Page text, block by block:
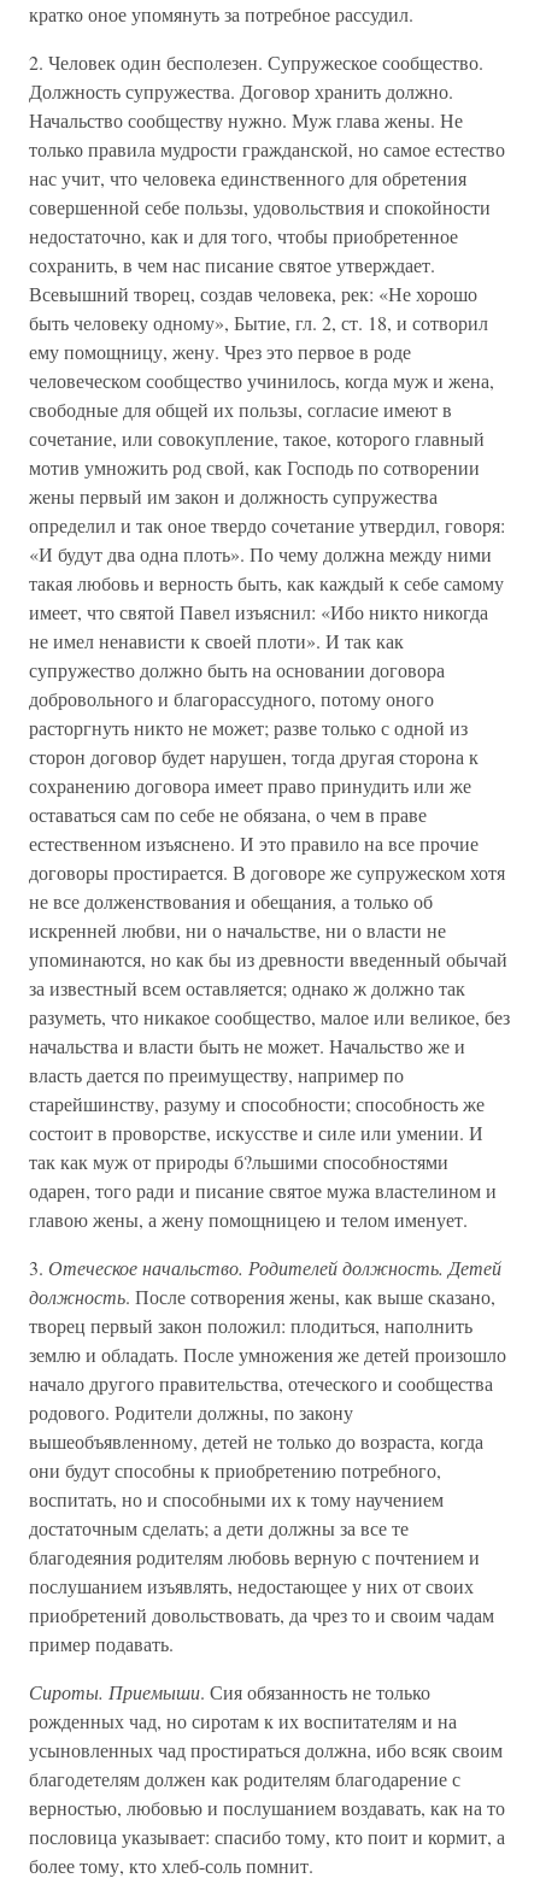
кратко оное упомянуть за потребное рассудил.
2. Человек один бесполезен. Супружеское сообщество.
Должность супружества. Договор хранить должно.
Начальство сообществу нужно. Муж глава жены. Не
только правила мудрости гражданской, но самое естество
нас учит, что человека единственного для обретения
совершенной себе пользы, удовольствия и спокойности
недостаточно, как и для того, чтобы приобретенное
сохранить, в чем нас писание святое утверждает.
Всевышний творец, создав человека, рек: «Не хорошо
быть человеку одному», Бытие, гл. 2, ст. 18, и сотворил
ему помощницу, жену. Чрез это первое в роде
человеческом сообщество учинилось, когда муж и жена,
свободные для общей их пользы, согласие имеют в
сочетание, или совокупление, такое, которого главный
мотив умножить род свой, как Господь по сотворении
жены первый им закон и должность супружества
определил и так оное твердо сочетание утвердил, говоря:
«И будут два одна плоть». По чему должна между ними
такая любовь и верность быть, как каждый к себе самому
имеет, что святой Павел изъяснил: «Ибо никто никогда
не имел ненависти к своей плоти». И так как
супружество должно быть на основании договора
добровольного и благорассудного, потому оного
расторгнуть никто не может; разве только с одной из
сторон договор будет нарушен, тогда другая сторона к
сохранению договора имеет право принудить или же
оставаться сам по себе не обязана, о чем в праве
естественном изъяснено. И это правило на все прочие
договоры простирается. В договоре же супружеском хотя
не все долженствования и обещания, а только об
искренней любви, ни о начальстве, ни о власти не
упоминаются, но как бы из древности введенный обычай
за известный всем оставляется; однако ж должно так
разуметь, что никакое сообщество, малое или великое, без
начальства и власти быть не может. Начальство же и
власть дается по преимуществу, например по
старейшинству, разуму и способности; способность же
состоит в проворстве, искусстве и силе или умении. И
так как муж от природы б?льшими способностями
одарен, того ради и писание святое мужа властелином и
главою жены, а жену помощницею и телом именует.
3. Отеческое начальство. Родителей должность. Детей
должность. После сотворения жены, как выше сказано,
творец первый закон положил: плодиться, наполнить
землю и обладать. После умножения же детей произошло
начало другого правительства, отеческого и сообщества
родового. Родители должны, по закону
вышеобъявленному, детей не только до возраста, когда
они будут способны к приобретению потребного,
воспитать, но и способными их к тому научением
достаточным сделать; а дети должны за все те
благодеяния родителям любовь верную с почтением и
послушанием изъявлять, недостающее у них от своих
приобретений довольствовать, да чрез то и своим чадам
пример подавать.
Сироты. Приемыши. Сия обязанность не только
рожденных чад, но сиротам к их воспитателям и на
усыновленных чад простираться должна, ибо всяк своим
благодетелям должен как родителям благодарение с
верностью, любовью и послушанием воздавать, как на то
пословица указывает: спасибо тому, кто поит и кормит, а
более тому, кто хлеб-соль помнит.